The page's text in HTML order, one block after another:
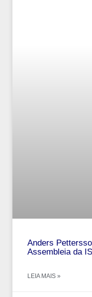
Anders
Assembleia da
LEIA MAIS »